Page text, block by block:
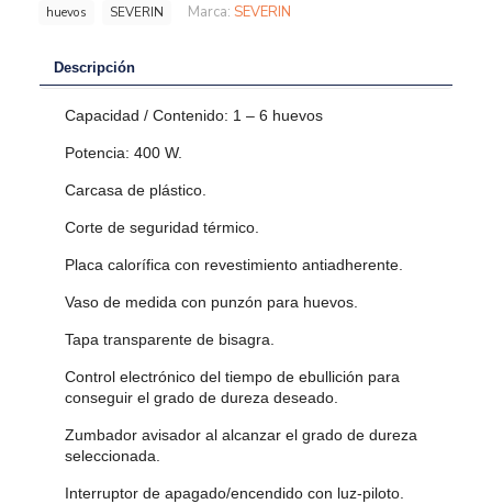
huevos
SEVERIN Marca: SEVERIN
Descripción
Capacidad / Contenido: 1 – 6 huevos
Potencia: 400 W.
Carcasa de plástico.
Corte de seguridad térmico.
Placa calorífica con revestimiento antiadherente.
Vaso de medida con punzón para huevos.
Tapa transparente de bisagra.
Control electrónico del tiempo de ebullición para
conseguir el grado de dureza deseado.
Zumbador avisador al alcanzar el grado de dureza
seleccionada.
Interruptor de apagado/encendido con luz-piloto.